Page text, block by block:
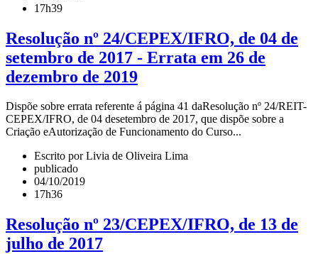
17h39
Resolução nº 24/CEPEX/IFRO, de 04 de
setembro de 2017 - Errata em 26 de
dezembro de 2019
Dispõe sobre errata referente á página 41 daResolução nº 24/REIT-
CEPEX/IFRO, de 04 desetembro de 2017, que dispõe sobre a
Criação eAutorização de Funcionamento do Curso...
Escrito por Livia de Oliveira Lima
publicado
04/10/2019
17h36
Resolução nº 23/CEPEX/IFRO, de 13 de
julho de 2017